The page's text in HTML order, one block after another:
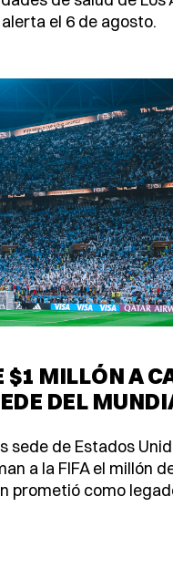
el 6 de agosto.
$1 MILLÓN A
DEL
sede de Estados
a la FIFA el millón
prometió como